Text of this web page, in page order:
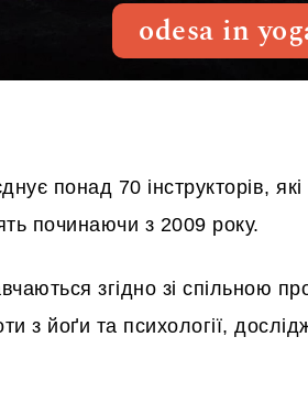
odesa in
понад 70 інструкторів,
починаючи з 2009 року.
згідно зі спільною
з йоґи та психології,